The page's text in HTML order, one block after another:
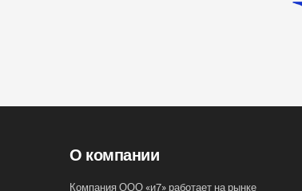
О компании
Компания ООО «и7» работает на рынке